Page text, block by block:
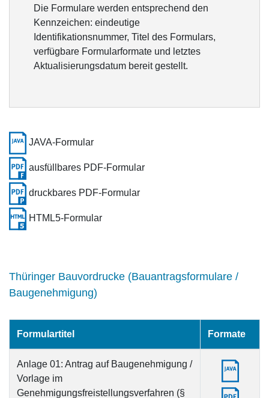
Die Formulare werden entsprechend den
Kennzeichen: eindeutige
Identifikationsnummer, Titel des Formulars,
verfügbare Formularformate und letztes
Aktualisierungsdatum bereit gestellt.
JAVA-Formular
ausfüllbares PDF-Formular
druckbares PDF-Formular
HTML5-Formular
Thüringer Bauvordrucke (Bauantragsformulare /
Baugenehmigung)
Formulartitel Formate
Anlage 01: Antrag auf Baugenehmigung /
Vorlage im
Genehmigungsfreistellungsverfahren (§